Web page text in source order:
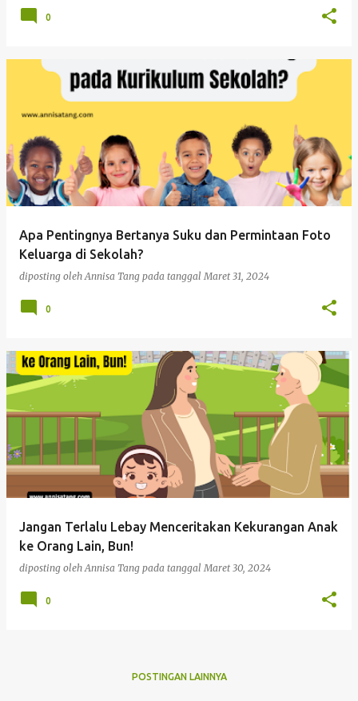
0
Apa Pentingnya Bertanya Suku dan Permintaan Foto
Keluarga di Sekolah?
diposting olehAnnisa Tang pada tanggalMaret 31, 2024
0
Jangan Terlalu Lebay Menceritakan Kekurangan Anak
ke Orang Lain, Bun!
diposting olehAnnisa Tang pada tanggalMaret 30, 2024
0
POSTINGAN LAINNYA